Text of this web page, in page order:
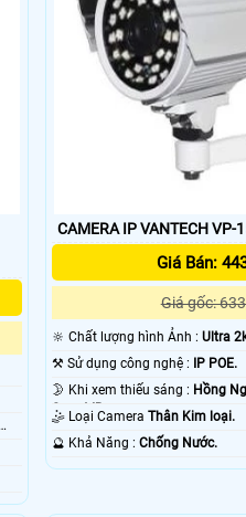
Giá Bán:
Giá gốc:
🔆 Chất lượng hình Ảnh : Ultra
⚒ Sử dụng công nghệ : IP POE.
🌛 Khi xem thiếu sáng : Hồng
Smart IR.
🤹 Loại Camera Thân Kim loại.
️🔮 Khả Năng : Chống Nước.